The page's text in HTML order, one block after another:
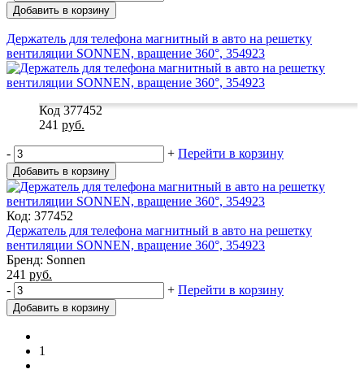
Добавить в корзину
Держатель для телефона магнитный в авто на решетку
вентиляции SONNEN, вращение 360°, 354923
Код 377452
241 руб.
- + Перейти в корзину
Добавить в корзину
Код: 377452
Держатель для телефона магнитный в авто на решетку
вентиляции SONNEN, вращение 360°, 354923
Бренд: Sonnen
241 руб.
-
+ Перейти в корзину
Добавить в корзину
1